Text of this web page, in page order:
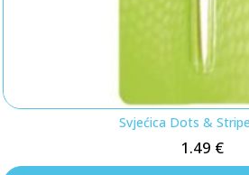
Svjećica Dots &
1.49 €